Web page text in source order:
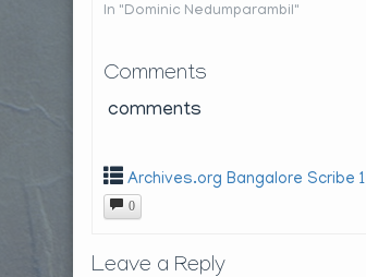
In "Dominic Nedumparambil"
Comments
comments
Archives.org Bangalore Scribe 1
0
Leave a Reply